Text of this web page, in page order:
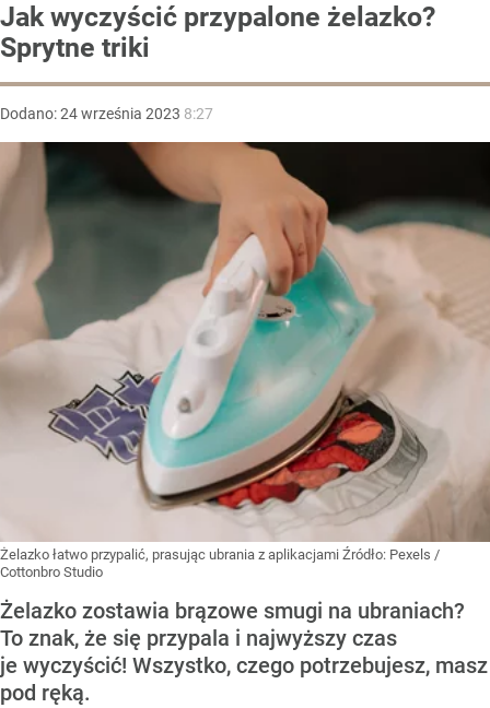
Jak wyczyścić przypalone żelazko?
Sprytne triki
Dodano:24września 2023 8:27
Żelazko łatwo przypalić, prasując ubrania z aplikacjami Źródło: Pexels /
Cottonbro Studio
Żelazko zostawia brązowe smugi na ubraniach?
To znak, że się przypala i najwyższy czas
je wyczyścić! Wszystko, czego potrzebujesz, masz
pod ręką.